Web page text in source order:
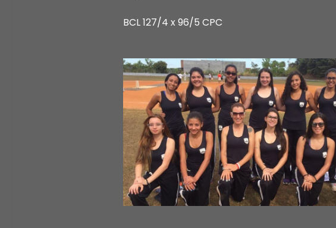
BCL 127/4 x 96/5 CPC